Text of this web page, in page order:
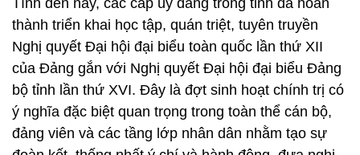
Tính đến nay, các cấp ủy đảng trong tỉnh đã hoàn
thành triển khai học tập, quán triệt, tuyên truyền
Nghị quyết Đại hội đại biểu toàn quốc lần thứ XII
của Đảng gắn với Nghị quyết Đại hội đại biểu Đảng
bộ tỉnh lần thứ XVI. Đây là đợt sinh hoạt chính trị có
ý nghĩa đặc biệt quan trọng trong toàn thể cán bộ,
đảng viên và các tầng lớp nhân dân nhằm tạo sự